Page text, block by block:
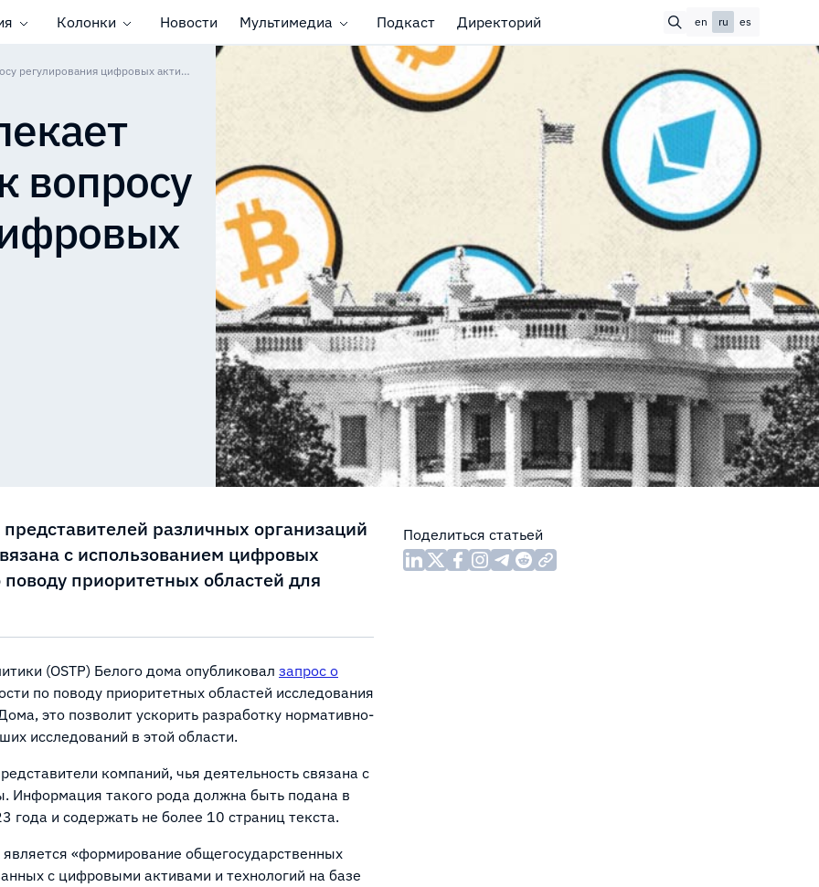
Колонки Новости Мультимедиа Подкаст Директорий en ru es
Белый Дом привлекает общественность к вопросу регулирования цифровых активов
вопросу
различных организаций
с использованием цифровых
приоритетных областей для
(OSTP) Белого дома опубликовал запрос о
по поводу приоритетных областей исследования
это позволит ускорить разработку нормативно-
исследований в этой области.
компаний, чья деятельность связана с
Информация такого рода должна быть подана в
и содержать не более 10 страниц текста.
«формирование общегосударственных
с цифровыми активами и технологий на базе
Поделиться статьей